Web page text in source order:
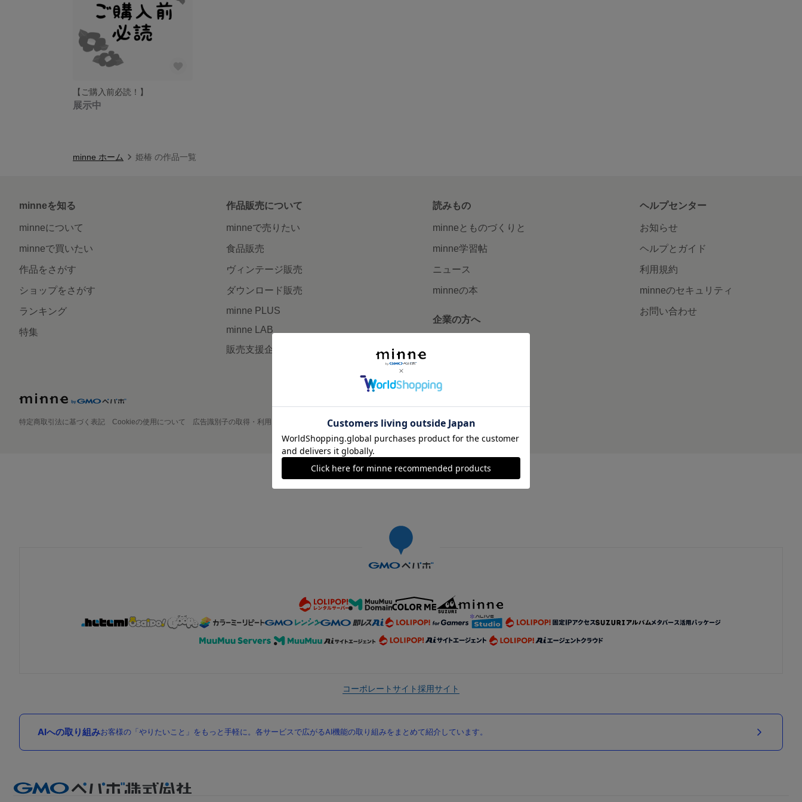
【ご購入前必読！】
展示中
minne ホーム 姫椿 の作品一覧
minneを知る
minneについて
minneで買いたい
作品をさがす
ショップをさがす
ランキング
特集
作品販売について
minneで売りたい
食品販売
ヴィンテージ販売
ダウンロード販売
minne PLUS
minne LAB
販売支援企画・イベント
読みもの
minneとものづくりと
minne学習帖
ニュース
minneの本
企業の方へ
ヘルプセンター
お知らせ
ヘルプとガイド
利用規約
minneのセキュリティ
お問い合わせ
特定商取引法に基づく表記 Cookieの使用について 広告識別子の取得・利用 プライバシーポリシー 会社概要 採用情報 メディアキット
©GMO Pepabo, Inc. All rights reserved.
コーポレートサイト採用サイト
AIへの取り組みお客様の「やりたいこと」をもっと手軽に。各サービスで広がるAI機能の取り組みをまとめて紹介しています。